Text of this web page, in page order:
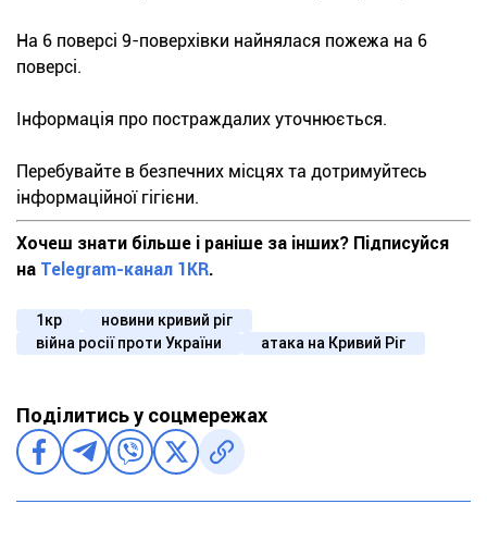
На 6 поверсі 9-поверхівки найнялася пожежа на 6
поверсі.
Інформація про постраждалих уточнюється.
Перебувайте в безпечних місцях та дотримуйтесь
інформаційної гігієни.
Хочеш знати більше і раніше за інших? Підписуйся
на Telegram-канал 1KR.
1кр
новини кривий ріг
війна росії проти України
атака на Кривий Ріг
Поділитись у соцмережах